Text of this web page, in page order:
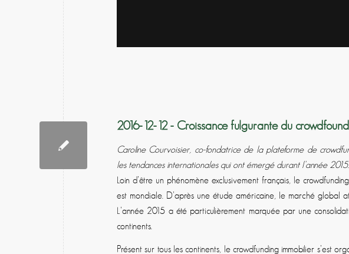
2016-12-12 - Croissance fulgurante du
Caroline Courvoisier, co-fondatrice de la plateforme de
les tendances internationales qui ont émergé durant l’année 2015.
Loin d’être un phénomène exclusivement français, le
est mondiale. D’après une étude américaine, le marché global
L’année 2015 a été particulièrement marquée par une
continents.
Présent sur tous les continents, le crowdfunding immobilier s’est